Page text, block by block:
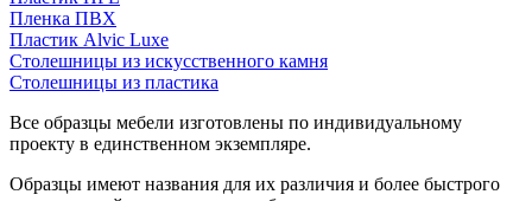
Пленка ПВХ
Пластик Alvic Luxe
Столешницы из искусственного камня
Столешницы из пластика
Все образцы мебели изготовлены по индивидуальному
проекту в единственном экземпляре.
Образцы имеют названия для их различия и более быстрого